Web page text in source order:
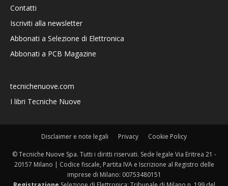
Contatti
Iscriviti alla newsletter
Abbonati a Selezione di Elettronica
Abbonati a PCB Magazine
tecnichenuove.com
I libri Tecniche Nuove
Disclaimer e note legali Privacy Cookie Policy
© Tecniche Nuove Spa. Tutti i diritti riservati. Sede legale Via Eritrea 21 -
20157 Milano | Codice fiscale, Partita IVA e Iscrizione al Registro delle
imprese di Milano: 00753480151